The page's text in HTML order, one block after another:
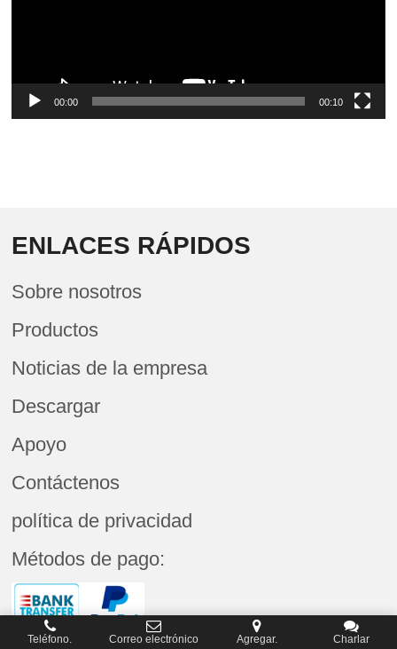
00:00 00:10
ENLACES RÁPIDOS
Sobre nosotros
Productos
Noticias de la empresa
Descargar
Apoyo
Contáctenos
política de privacidad
Métodos de pago:
Teléfono. Correo electrónico Agregar. Charlar